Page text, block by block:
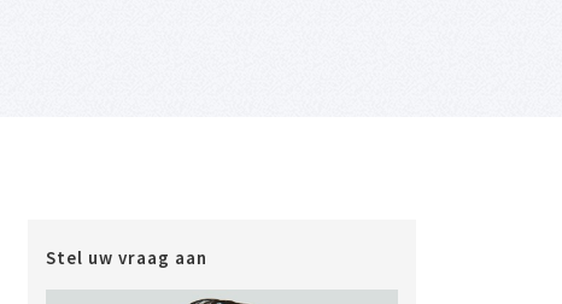
Stel uw vraag aan